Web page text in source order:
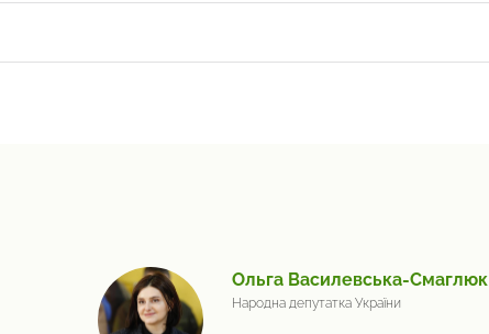
Ольга Василевська-Смаглюк
Народна депутатка України